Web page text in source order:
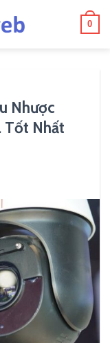
0
Nhược
Tốt Nhất